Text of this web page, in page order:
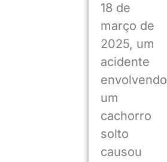
18 de
março de
2025, um
acidente
envolvendo
um
cachorro
solto
causou